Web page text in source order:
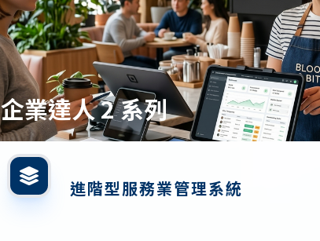
企業達人 2 系列
進階型服務業管理系統